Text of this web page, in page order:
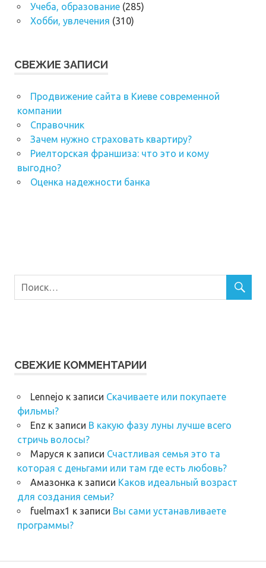
Учеба, образование(285)
Хобби, увлечения (310)
СВЕЖИЕ ЗАПИСИ
Продвижение сайта в Киеве современной
компании
Справочник
Зачем нужно страховать квартиру?
Риелторская франшиза: что это и кому
выгодно?
Оценка надежности банка
СВЕЖИЕ КОММЕНТАРИИ
Lennejo к записи Скачиваете или покупаете
фильмы?
Enz к записи В какую фазу луны лучше всего
стричь волосы?
Маруся к записи Счастливая семья это та
которая с деньгами или там где есть любовь?
Амазонка к записи Каков идеальный возраст
для создания семьи?
fuelmax1 к записи Вы сами устанавливаете
программы?